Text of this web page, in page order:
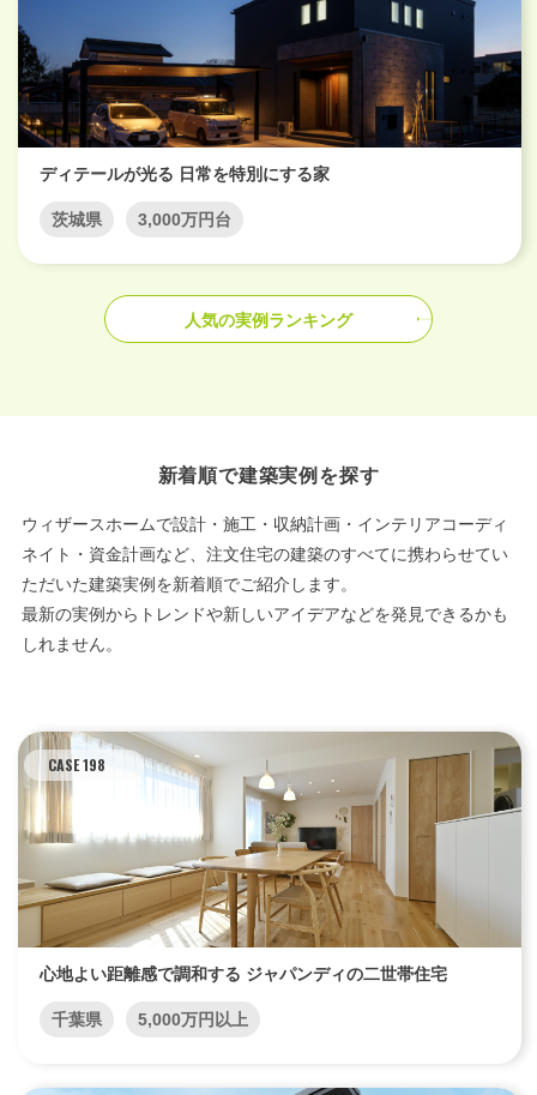
ディテールが光る 日常を特別にする家
茨城県 3,000万円台
人気の実例ランキング
新着順で建築実例を探す
ウィザースホームで設計・施工・収納計画・インテリアコーディ
ネイト・資金計画など、注文住宅の建築のすべてに携わらせてい
ただいた建築実例を新着順でご紹介します。
最新の実例からトレンドや新しいアイデアなどを発見できるかも
しれません。
CASE 198
心地よい距離感で調和する ジャパンディの二世帯住宅
千葉県 5,000万円以上